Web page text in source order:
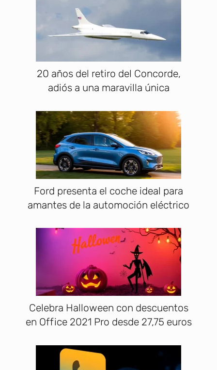
20 años del retiro del Concorde,
adiós a una maravilla única
Ford presenta el coche ideal para
amantes de la automoción eléctrico
Celebra Halloween con descuentos
en Office 2021 Pro desde 27,75 euros